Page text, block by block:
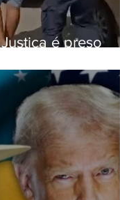
é preso